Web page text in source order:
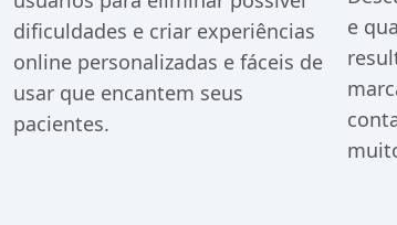
dificuldades e criar experiências
online personalizadas e fáceis de
usar que encantem seus
pacientes.
e